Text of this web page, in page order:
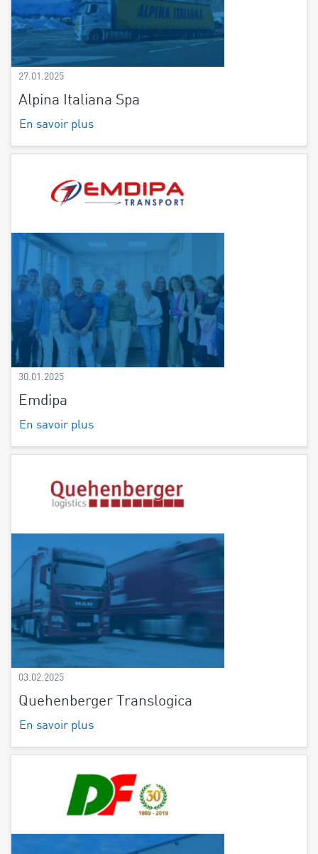
27.01.2025
Alpina Italiana Spa
En savoir plus
30.01.2025
Emdipa
En savoir plus
03.02.2025
Quehenberger Translogica
En savoir plus